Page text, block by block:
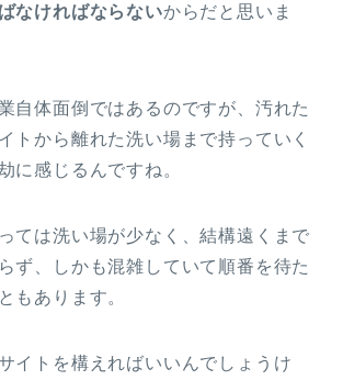
なければならないからだと思いま
自体面倒ではあるのですが、汚れた
トから離れた洗い場まで持っていく
に感じるんですね。
ては洗い場が少なく、結構遠くまで
ず、しかも混雑していて順番を待た
もあります。
イトを構えればいいんでしょうけ